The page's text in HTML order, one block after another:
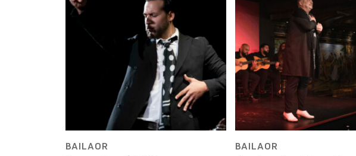
BAILAOR BAILAOR